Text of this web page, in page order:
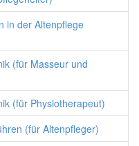
in der Altenpflege
(für Masseur und
(für Physiotherapeut)
(für Altenpfleger)